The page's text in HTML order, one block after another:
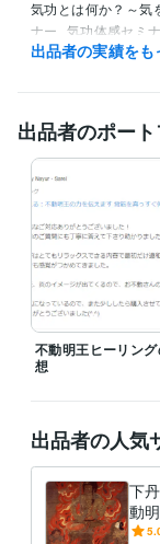
気功とは何か？～気
ナー 気功体感セミ
TOEIC 取得年 :
プログラミング言語
ビジネス・クリ
得意分野
恋愛
レイキ ロ
語学力
英語
出品者の実績をも
出品者のポー
不動明王ヒーリン
想
出品者の人気
下
動
基